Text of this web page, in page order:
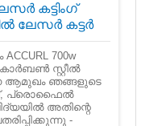
കട്ടിംഗ്
ലേസർ കട്ടർ
700w
കാർബൺ സ്റ്റീൽ
ആമുഖം ഞങ്ങളുടെ
പ്രൊഫൈൽ
അതിന്റെ
-